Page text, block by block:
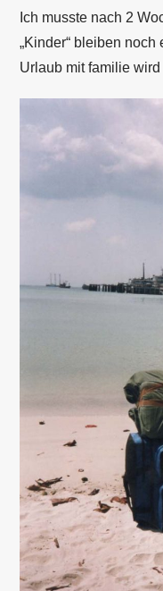
Ich musste nach 2
„Kinder“ bleiben
Urlaub mit familie